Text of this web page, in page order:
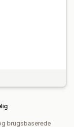
brugsbaserede